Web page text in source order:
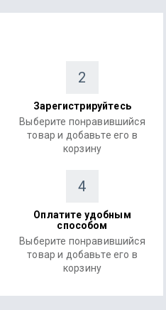
2
Зарегистрируйтесь
Выберите понравившийся
товар и добавьте его в
корзину
4
Оплатите удобным
способом
Выберите понравившийся
товар и добавьте его в
корзину